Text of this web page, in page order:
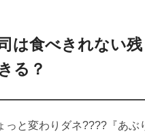
は食べきれない
る？
っと変わりダネ????『あぶ